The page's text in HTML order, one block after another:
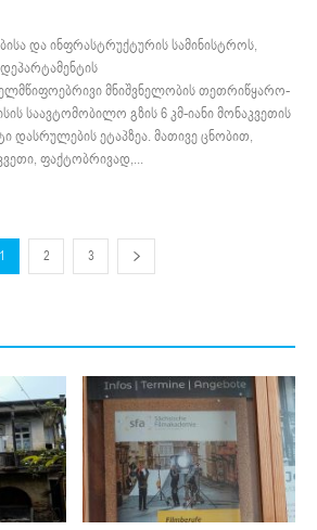
და ინფრასტრუქტურის სამინისტროს,
მნიშვნელობის თეთრიწყარო-
საავტომობილო გზის 6 კმ-იანი მონაკვეთის
დასრულების ეტაპზეა. მათივე ცნობით,
ფაქტობრივად,...
1 2 3